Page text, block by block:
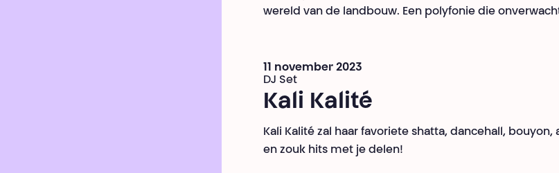
wereld van de landbouw. Een polyfonie die
11 november 2023
DJ Set
Kali Kalité
Kali Kalité zal haar favoriete shatta, dancehall,
en zouk hits met je delen!